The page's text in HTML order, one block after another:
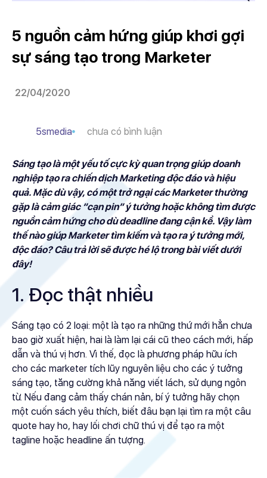
5 nguồn cảm hứng giúp khơi gợi
sự sáng tạo trong Marketer
22/04/2020
5smedia chưa có bình luận
Sáng tạo là một yếu tố cực kỳ quan trọng giúp doanh
nghiệp tạo ra chiến dịch Marketing độc đáo và hiệu
quả. Mặc dù vậy, có một trở ngại các Marketer thường
gặp là cảm giác “cạn pin” ý tưởng hoặc không tìm được
nguồn cảm hứng cho dù deadline đang cận kề. Vậy làm
thế nào giúp Marketer tìm kiếm và tạo ra ý tưởng mới,
độc đáo? Câu trả lời sẽ được hé lộ trong bài viết dưới
đây!
1. Đọc thật nhiều
Sáng tạo có 2 loại: một là tạo ra những thứ mới hẳn chưa
bao giờ xuất hiện, hai là làm lại cái cũ theo cách mới, hấp
dẫn và thú vị hơn. Vì thế, đọc là phương pháp hữu ích
cho các marketer tích lũy nguyên liệu cho các ý tưởng
sáng tạo, tăng cường khả năng viết lách, sử dụng ngôn
từ. Nếu đang cảm thấy chán nản, bí ý tưởng hãy chọn
một cuốn sách yêu thích, biết đâu bạn lại tìm ra một câu
quote hay ho, hay lối chơi chữ thú vị để tạo ra một
tagline hoặc headline ấn tượng.